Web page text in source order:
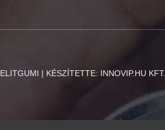
ELITGUMI | KÉSZÍTETTE: INNOVIP.HU KFT.